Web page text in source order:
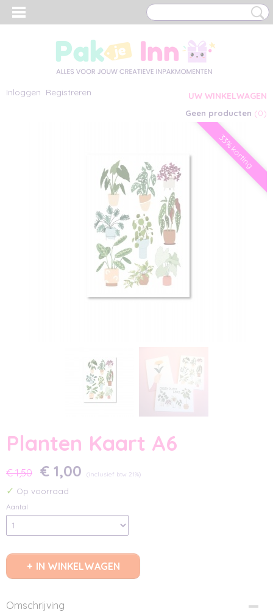
Inloggen Registreren UW WINKELWAGEN
Geen producten (0)
33% korting
Planten Kaart A6
€ 1,50 € 1,00 (inclusief btw 21%)
✓ Op voorraad
Aantal
IN WINKELWAGEN
Omschrijving